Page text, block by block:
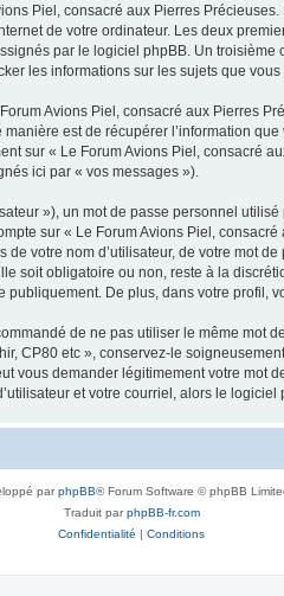
Piel, consacré aux Pierres
de votre ordinateur. Les deux
par le logiciel phpBB. Un
les informations sur les sujets que
Avions Piel, consacré aux Pierres
est de récupérer l’information
sur « Le Forum Avions Piel, consacré
ici par « vos messages »).
»), un mot de passe personnel
sur « Le Forum Avions Piel,
votre nom d’utilisateur, de votre mot
soit obligatoire ou non, reste à la
De plus, dans votre
de ne pas utiliser le même mot
CP80 etc », conservez-le
vous demander légitimement votre
et votre courriel, alors le
parphpBB® Forum Software © phpBB
Traduit parphpBB-fr.com
Confidentialité | Conditions